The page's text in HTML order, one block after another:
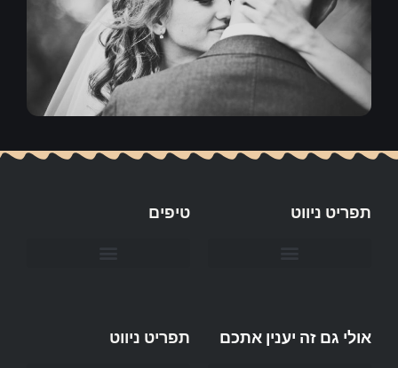
תפריט ניווט טיפים
אולי גם זה יענין אתכם תפריט ניווט